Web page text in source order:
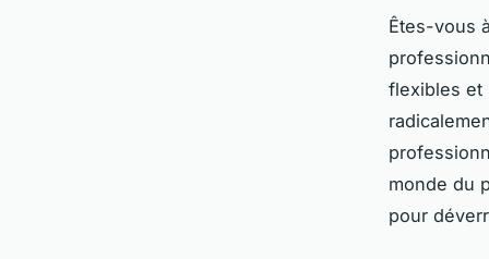
Êtes-vous
flexibles et
monde du
pour